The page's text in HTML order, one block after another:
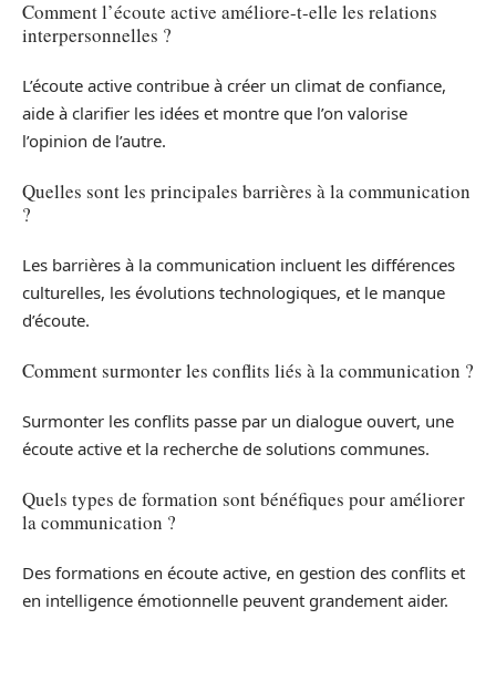
Comment l’écoute active améliore-t-elle les relations
interpersonnelles ?
L’écoute active contribue à créer un climat de confiance,
aide à clarifier les idées et montre que l’on valorise
l’opinion de l’autre.
Quelles sont les principales barrières à la communication
?
Les barrières à la communication incluent les différences
culturelles, les évolutions technologiques, et le manque
d’écoute.
Comment surmonter les conflits liés à la communication ?
Surmonter les conflits passe par un dialogue ouvert, une
écoute active et la recherche de solutions communes.
Quels types de formation sont bénéfiques pour améliorer
la communication ?
Des formations en écoute active, en gestion des conflits et
en intelligence émotionnelle peuvent grandement aider.